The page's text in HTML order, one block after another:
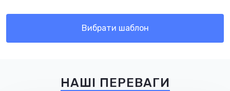
Вибрати шаблон
НАШІ ПЕРЕВАГИ